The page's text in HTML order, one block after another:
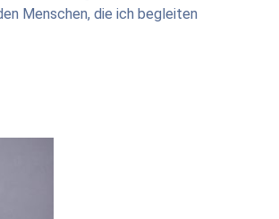
Menschen, die ich begleiten